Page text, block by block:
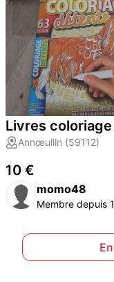
Livres
Annœullin (59112)
10 €
momo48
Membre depuis